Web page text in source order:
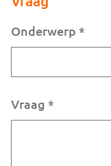
Onderwerp *
Vraag *